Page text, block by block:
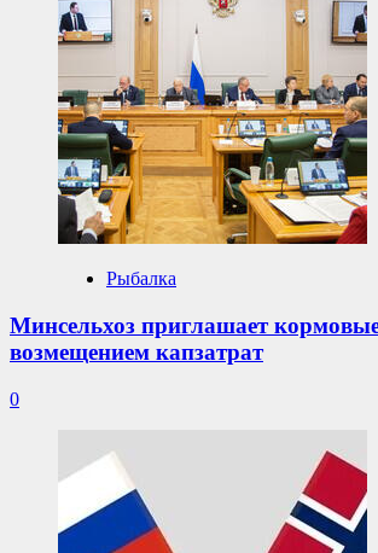
Рыбалка
Минсельхоз приглашает
возмещением капзатрат
0